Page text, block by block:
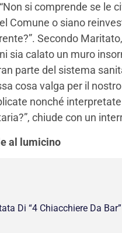
si comprende se le
Comune o siano
Secondo
sia calato un muro
parte del sistema
cosa valga per il
nonché
chiude con un
al lumicino
Di “4 Chiacchiere Da Bar”